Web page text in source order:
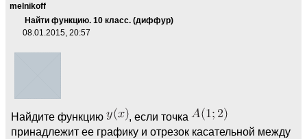
melnikoff
Найти функцию. 10 класс. (диффур)
08.01.2015, 20:57
Найдите функцию
, если точка
принадлежит ее графику и отрезок касательной между